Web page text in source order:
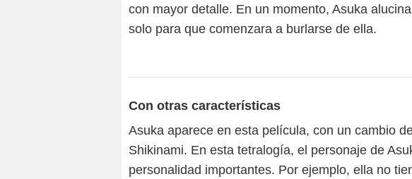
con mayor detalle. En un momento, Asuka
solo para que comenzara a burlarse de ella.
Con otras características
Asuka aparece en esta película, con un cambio
Shikinami. En esta tetralogía, el personaje de
personalidad importantes. Por ejemplo, ella no